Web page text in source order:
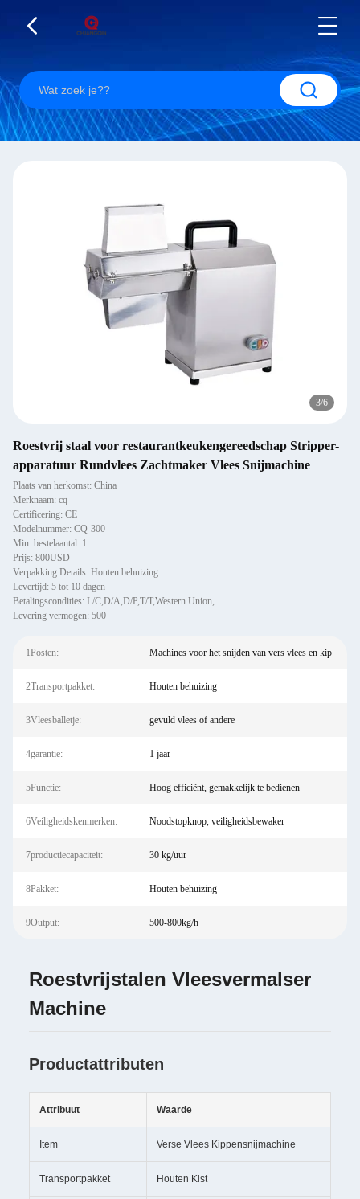
3/6
Roestvrij staal voor restaurantkeukengereedschap Stripper-
apparatuur Rundvlees Zachtmaker Vlees Snijmachine
Plaats van herkomst: China
Merknaam: cq
Certificering: CE
Modelnummer: CQ-300
Min. bestelaantal: 1
Prijs: 800USD
Verpakking Details: Houten behuizing
Levertijd: 5 tot 10 dagen
Betalingscondities: L/C,D/A,D/P,T/T,Western Union,
Levering vermogen: 500
1Posten: Machines voor het snijden van vers vlees en kip
2Transportpakket: Houten behuizing
3Vleesballetje: gevuld vlees of andere
4garantie: 1 jaar
5Functie: Hoog efficiënt, gemakkelijk te bedienen
6Veiligheidskenmerken: Noodstopknop, veiligheidsbewaker
7productiecapaciteit: 30 kg/uur
8Pakket: Houten behuizing
9Output: 500-800kg/h
Roestvrijstalen Vleesvermalser
Machine
Productattributen
Attribuut Waarde
Item Verse Vlees Kippensnijmachine
Transportpakket Houten Kist